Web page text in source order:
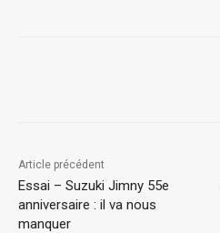
Article précédent
Essai – Suzuki Jimny 55e
anniversaire : il va nous
manquer